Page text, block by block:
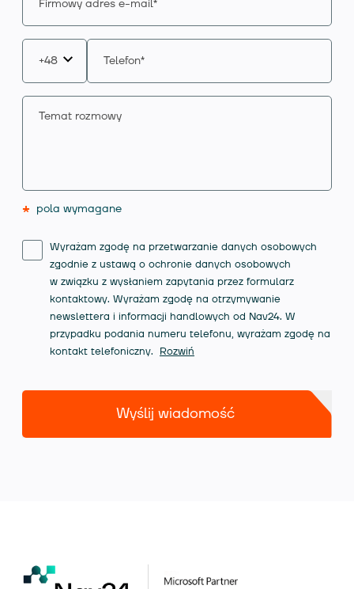
* pola wymagane
Wyrażam zgodę na przetwarzanie danych osobowych
zgodnie z ustawą o ochronie danych osobowych
w związku z wysłaniem zapytania przez formularz
kontaktowy. Wyrażam zgodę na otrzymywanie
newslettera i informacji handlowych od Nav24. W
przypadku podania numeru telefonu, wyrażam zgodę na
kontakt telefoniczny.
Rozwiń
Wyślij wiadomość